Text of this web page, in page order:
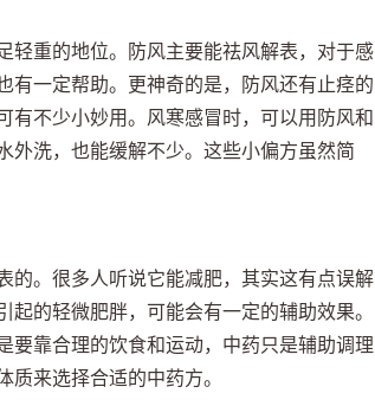
轻重的地位。防风主要能祛风解表，对于感
有一定帮助。更神奇的是，防风还有止痉的
有不少小妙用。风寒感冒时，可以用防风和
外洗，也能缓解不少。这些小偏方虽然简
的。很多人听说它能减肥，其实这有点误解
的轻微肥胖，可能会有一定的辅助效果。
要靠合理的饮食和运动，中药只是辅助调理
来选择合适的中药方。